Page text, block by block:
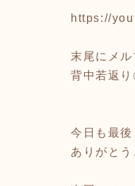
https://
末尾にメ
背中若返り
今日も最後
ありがとう